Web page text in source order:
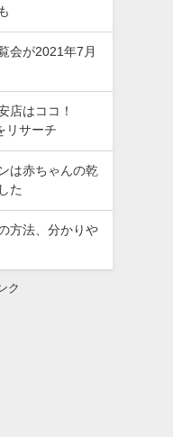
会が2021年7月
店はココ！
リサーチ
は赤ちゃんの乾
た
方法、分かりや
ク